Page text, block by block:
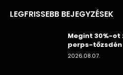
LEGFRISSEBB BEJEGYZÉSEK
Megint 30%-ot
perps-tőzsdén
2026.08.07.